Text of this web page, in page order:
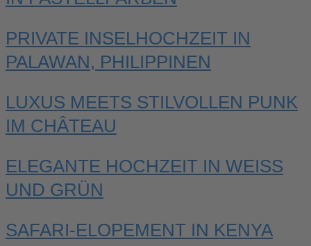
PRIVATE INSELHOCHZEIT IN
PALAWAN, PHILIPPINEN
LUXUS MEETS STILVOLLEN PUNK
IM CHÂTEAU
ELEGANTE HOCHZEIT IN WEISS U
ND GRÜN
SAFARI-ELOPEMENT IN KENYA